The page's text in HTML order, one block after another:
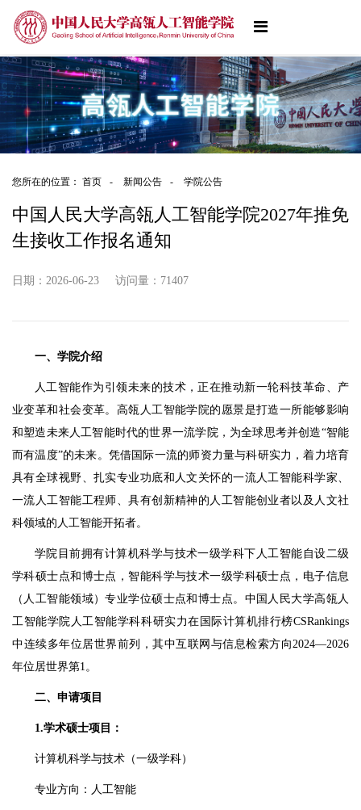
您所在的位置： 首页 - 新闻公告 - 学院公告
中国人民大学高瓴人工智能学院2027年推免
生接收工作报名通知
日期：2026-06-23 访问量： 71407
一、学院介绍
人工智能作为引领未来的技术，正在推动新一轮科技革命、产
业变革和社会变革。高瓴人工智能学院的愿景是打造一所能够影响
和塑造未来人工智能时代的世界一流学院，为全球思考并创造“智能
而有温度”的未来。凭借国际一流的师资力量与科研实力，着力培育
具有全球视野、扎实专业功底和人文关怀的一流人工智能科学家、
一流人工智能工程师、具有创新精神的人工智能创业者以及人文社
科领域的人工智能开拓者。
学院目前拥有计算机科学与技术一级学科下人工智能自设二级
学科硕士点和博士点，智能科学与技术一级学科硕士点，电子信息
（人工智能领域）专业学位硕士点和博士点。中国人民大学高瓴人
工智能学院人工智能学科科研实力在国际计算机排行榜CSRankings
中连续多年位居世界前列，其中互联网与信息检索方向2024—2026
年位居世界第1。
二、申请项目
1.学术硕士项目：
计算机科学与技术（一级学科）
专业方向：人工智能